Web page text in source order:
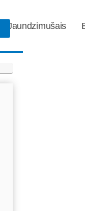
Jaundzimušais